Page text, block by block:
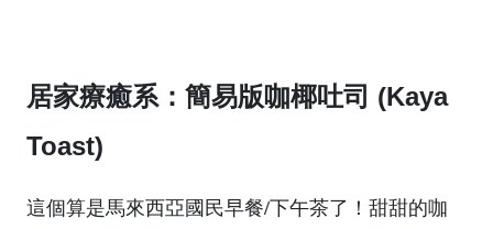
居家療癒系：簡易版咖椰吐司 (Kaya
Toast)
這個算是馬來西亞國民早餐/下午茶了！甜甜的咖